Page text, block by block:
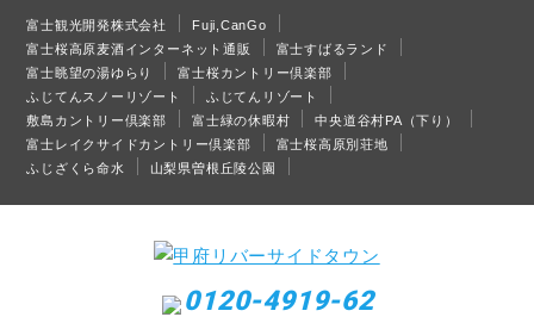
富士観光開発株式会社
Fuji,CanGo
富士桜高原麦酒インターネット通販
富士すばるランド
富士眺望の湯ゆらり
富士桜カントリー倶楽部
ふじてんスノーリゾート
ふじてんリゾート
敷島カントリー倶楽部
富士緑の休暇村
中央道谷村PA（下り）
富士レイクサイドカントリー倶楽部
富士桜高原別荘地
ふじざくら命水
山梨県曽根丘陵公園
0120-4919-62